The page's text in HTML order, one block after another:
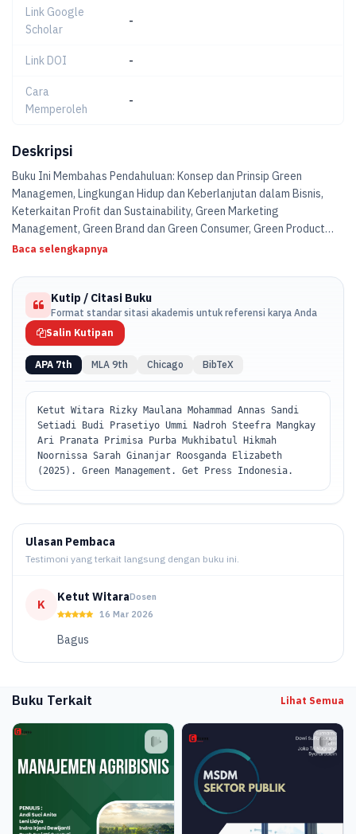
Link Google
Scholar
-
Link DOI -
Cara
Memperoleh
-
Deskripsi
Buku Ini Membahas Pendahuluan: Konsep dan Prinsip Green
Managemen, Lingkungan Hidup dan Keberlanjutan dalam Bisnis,
Keterkaitan Profit dan Sustainability, Green Marketing
Management, Green Brand dan Green Consumer, Green Product
Development, Green Operation Management, Green Supply Chain
Green Leadership, Entrepreneurship Berbasis Keberlanjutan.
Baca selengkapnya
Kutip / Citasi Buku
Format standar sitasi akademis untuk referensi karya Anda
Salin Kutipan
APA 7th MLA 9th Chicago BibTeX
Ketut Witara Rizky Maulana Mohammad Annas Sandi
Setiadi Budi Prasetiyo Ummi Nadroh Steefra Mangkay
Ari Pranata Primisa Purba Mukhibatul Hikmah
Noornissa Sarah Ginanjar Roosganda Elizabeth
(2025). Green Management. Get Press Indonesia.
Ulasan Pembaca
Testimoni yang terkait langsung dengan buku ini.
K
Ketut WitaraDosen
16 Mar 2026
Bagus
Buku Terkait Lihat Semua